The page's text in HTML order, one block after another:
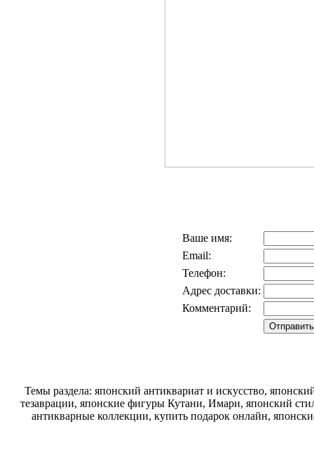
Ваше имя:
Email:
Телефон:
Адрес доставки:
Комментарий:
Темы раздела: японский антиквариат и искусство,
тезаврации, японские фигуры Кутани, Имари, японский
антикварные коллекции, купить подарок онлайн,